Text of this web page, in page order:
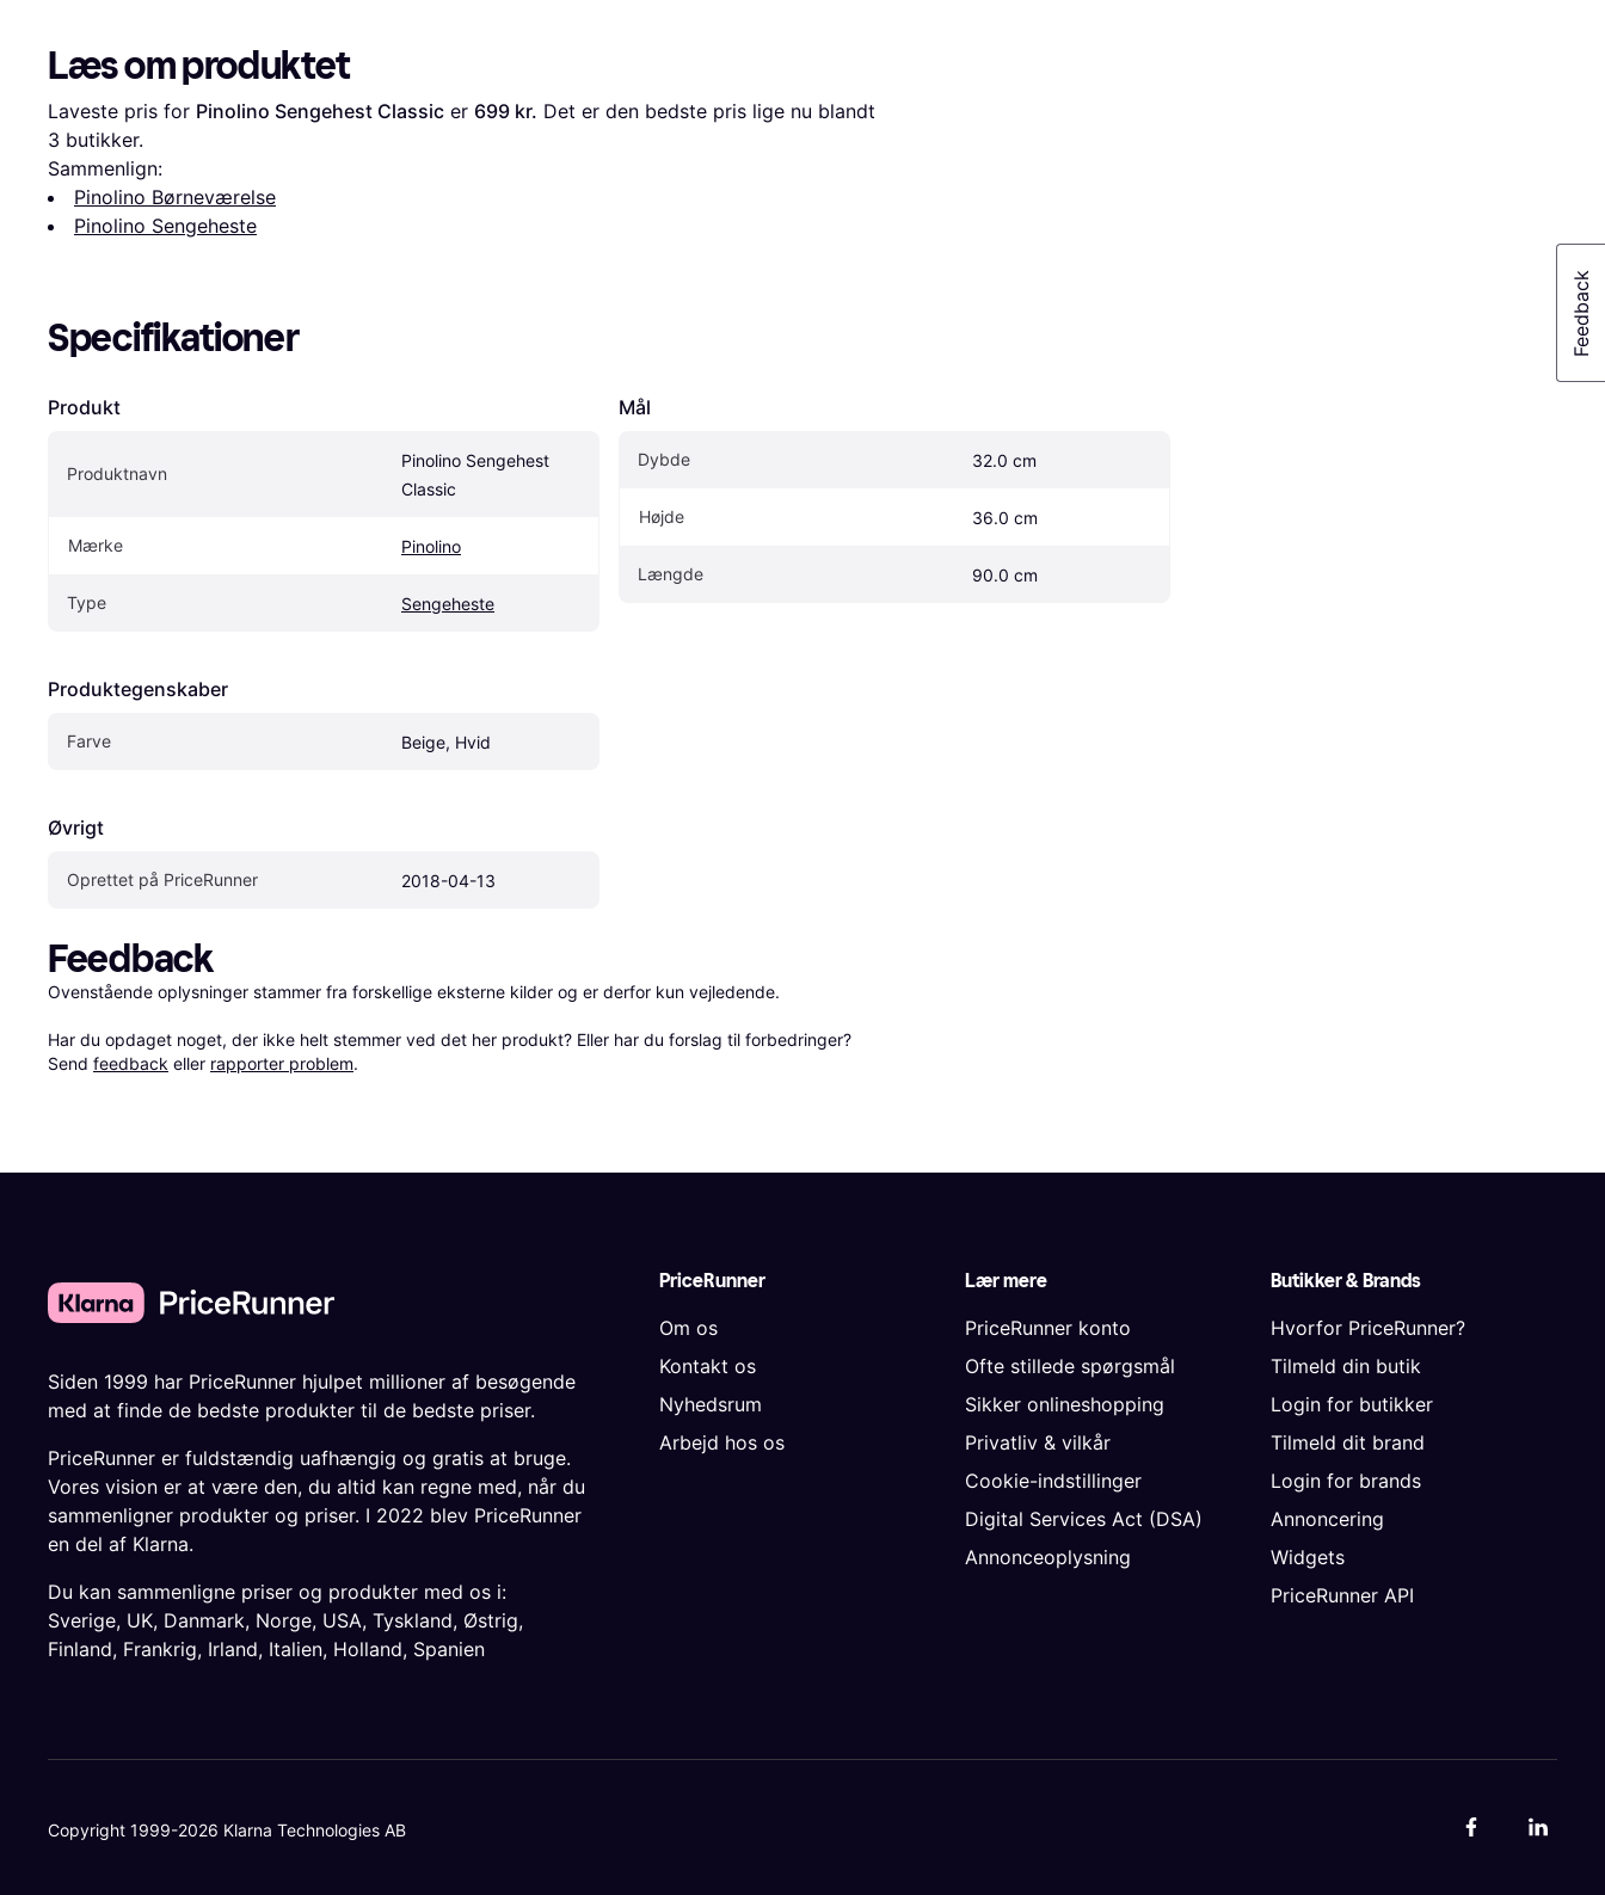
Læs om produktet
Laveste pris for Pinolino Sengehest Classic er 699 kr.
3 butikker.
Sammenlign:
Pinolino Børneværelse
Pinolino Sengeheste
Specifikationer
Produkt
Produktnavn
Pinolino Sengehest
Classic
Mærke Pinolino
Type Sengeheste
Produktegenskaber
Farve Beige, Hvid
Øvrigt
Oprettet på PriceRunner 2018-04-13
Mål
Dybde 32.0 cm
Højde 36.0 cm
Længde 90.0 cm
Feedback
Ovenstående oplysninger stammer fra forskellige eksterne kilder og er derfor kun vejledende.
Har du opdaget noget, der ikke helt stemmer ved det her produkt? Eller har du forslag til forbedringer?
Send feedback eller rapporter problem.
PriceRunner
Om os
Kontakt os
Nyhedsrum
Arbejd hos os
Lær mere
PriceRunner konto
Ofte stillede spørgsmål
Sikker onlineshopping
Privatliv & vilkår
Cookie-indstillinger
Digital Services Act (DSA)
Annonceoplysning
Butikker & Brands
Hvorfor PriceRunner?
Tilmeld din butik
Login for butikker
Tilmeld dit brand
Login for brands
Annoncering
Widgets
PriceRunner API
Siden 1999 har PriceRunner hjulpet millioner af besøgende
med at finde de bedste produkter til de bedste priser.
PriceRunner er fuldstændig uafhængig og gratis at bruge.
Vores vision er at være den, du altid kan regne med, når du
sammenligner produkter og priser. I 2022 blev PriceRunner
en del af Klarna.
Du kan sammenligne priser og produkter med os i:
Sverige, UK, Danmark, Norge, USA, Tyskland, Østrig,
Finland, Frankrig, Irland, Italien, Holland, Spanien
Copyright 1999-2026 Klarna Technologies AB